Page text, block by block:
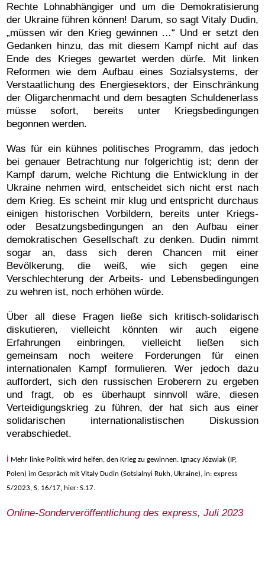
Rechte Lohnabhängiger und um die Demokratisierung
der Ukraine führen können! Darum, so sagt Vitaly Dudin,
„müssen wir den Krieg gewinnen …“ Und er setzt den
Gedanken hinzu, das mit diesem Kampf nicht auf das
Ende des Krieges gewartet werden dürfe. Mit linken
Reformen wie dem Aufbau eines Sozialsystems, der
Verstaatlichung des Energiesektors, der Einschränkung
der Oligarchenmacht und dem besagten Schuldenerlass
müsse sofort, bereits unter Kriegsbedingungen
begonnen werden.
Was für ein kühnes politisches Programm, das jedoch
bei genauer Betrachtung nur folgerichtig ist; denn der
Kampf darum, welche Richtung die Entwicklung in der
Ukraine nehmen wird, entscheidet sich nicht erst nach
dem Krieg. Es scheint mir klug und entspricht durchaus
einigen historischen Vorbildern, bereits unter Kriegs-
oder Besatzungsbedingungen an den Aufbau einer
demokratischen Gesellschaft zu denken. Dudin nimmt
sogar an, dass sich deren Chancen mit einer
Bevölkerung, die weiß, wie sich gegen eine
Verschlechterung der Arbeits- und Lebensbedingungen
zu wehren ist, noch erhöhen würde.
Über all diese Fragen ließe sich kritisch-solidarisch
diskutieren, vielleicht könnten wir auch eigene
Erfahrungen einbringen, vielleicht ließen sich
gemeinsam noch weitere Forderungen für einen
internationalen Kampf formulieren. Wer jedoch dazu
auffordert, sich den russischen Eroberern zu ergeben
und fragt, ob es überhaupt sinnvoll wäre, diesen
Verteidigungskrieg zu führen, der hat sich aus einer
solidarischen internationalistischen Diskussion
verabschiedet.
i Mehr linke Politik wird helfen, den Krieg zu gewinnen. Ignacy Józwiak (IP,
Polen) im Gespräch mit Vitaly Dudin (Sotsialnyi Rukh, Ukraine), in: express
5/2023, S. 16/17, hier: S.17.
Online-Sonderveröffentlichung des express, Juli 2023